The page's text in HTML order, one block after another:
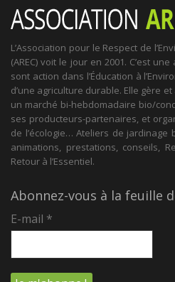
L’Association pour le Respect de
(AREC) voit le jour en 2001. C’est
sont action dans l’Éducation à
d’une agriculture durable. Elle gère
un marché bi-hebdomadaire bio/
ses producteurs-partenaires, et
de l’écologie… Ateliers de jardinage
animations, prestations, conseils,
Retour à l’Essentiel.
Abonnez-vous à la feuille
E-mail *